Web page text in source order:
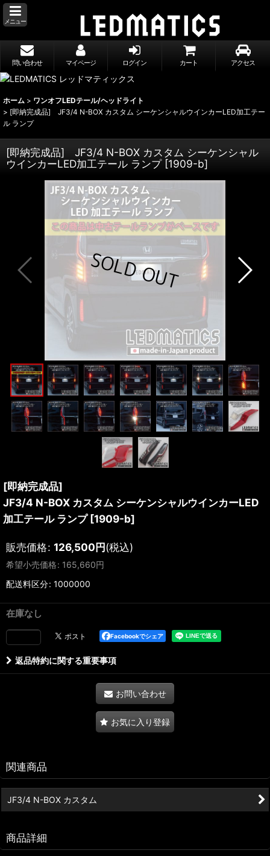
メニュー
問い合わせ マイページ ログイン カート アクセス
ホーム > ワンオフLEDテール/ヘッドライト
> [即納完成品] JF3/4 N-BOX カスタム シーケンシャルウインカーLED加工テー
ル ランプ
[即納完成品] JF3/4 N-BOX カスタム シーケンシャル
ウインカーLED加工テール ランプ [1909-b]
[即納完成品]
JF3/4 N-BOX カスタム シーケンシャルウインカーLED
加工テール ランプ [1909-b]
販売価格: 126,500円(税込)
希望小売価格: 165,660円
配送料区分: 1000000
在庫なし
Facebookでシェア
返品特約に関する重要事項
お問い合わせ
お気に入り登録
関連商品
JF3/4 N-BOX カスタム
商品詳細